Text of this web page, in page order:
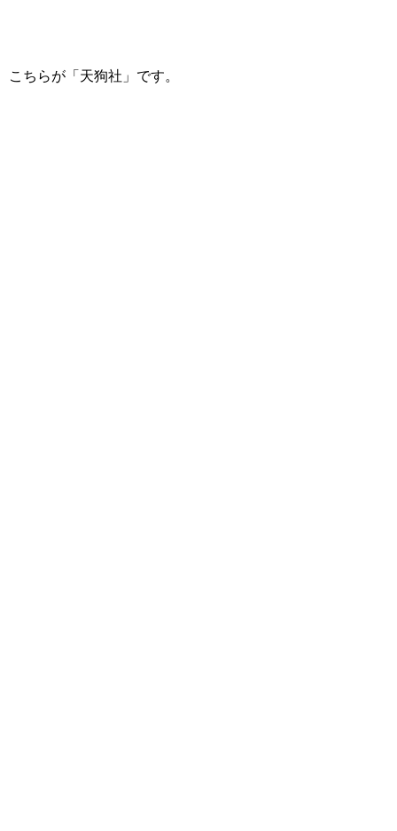
こちらが「天狗社」です。